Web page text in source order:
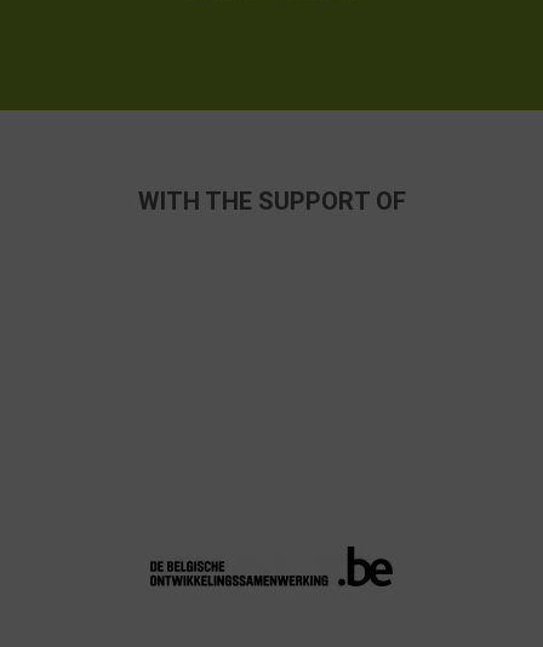
WITH THE SUPPORT OF